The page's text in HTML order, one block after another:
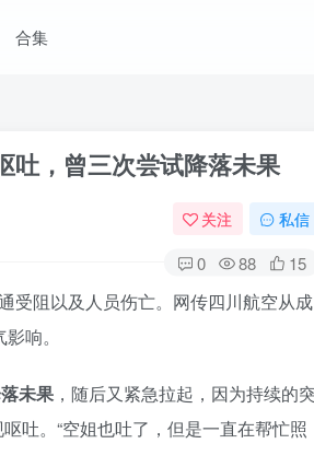
合集
吐，曾三次尝试降落未果
关注 私信
0 88 15
受阻以及人员伤亡。网传四川航空从成
响。
未果 ，随后又紧急拉起，因为持续的
吐。“空姐也吐了，但是一直在帮忙照